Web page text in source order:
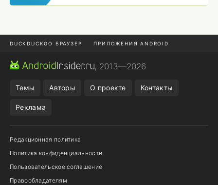
DUCKDUCKGO БРАУЗЕР ПРИЛОЖЕНИЯ ANDROID
CHROME БРАУЗЕР
, 2013—2026
Темы Авторы О проекте Контакты
Реклама
Редакционная политика
Политика конфиденциальности
Пользовательское соглашение
Правообладателям